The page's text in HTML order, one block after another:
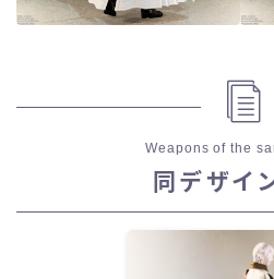
Weapons of the
同デザイ